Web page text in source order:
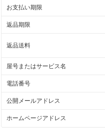
お支払い期限
返品期限
返品送料
屋号またはサービス名
電話番号
公開メールアドレス
ホームページアドレス